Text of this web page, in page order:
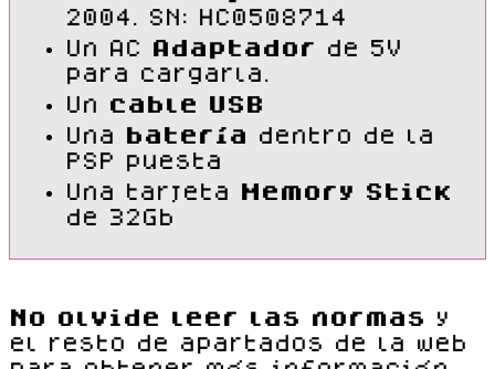
2004. SN: HC0508714
Un AC Adaptador
de 5V
para cargarla.
Un cable USB
Una batería
dentro de la
PSP puesta
Una tarjeta
Memory Stick
de 32Gb
No olvide leer las normas
y
el resto de apartados de la web